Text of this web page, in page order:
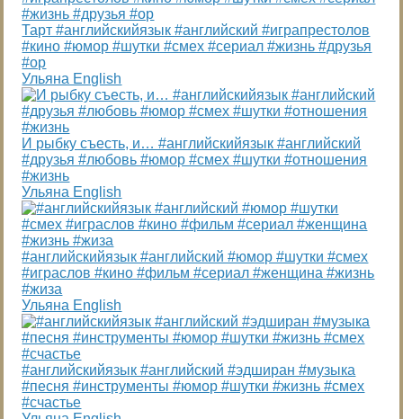
Тарт #английскийязык #английский #играпрестолов
#кино #юмор #шутки #смех #сериал #жизнь #друзья
#ор
Ульяна English
И рыбку съесть, и… #английскийязык #английский
#друзья #любовь #юмор #смех #шутки #отношения
#жизнь
Ульяна English
#английскийязык #английский #юмор #шутки #смех
#играслов #кино #фильм #сериал #женщина #жизнь
#жиза
Ульяна English
#английскийязык #английский #эдширан #музыка
#песня #инструменты #юмор #шутки #жизнь #смех
#счастье